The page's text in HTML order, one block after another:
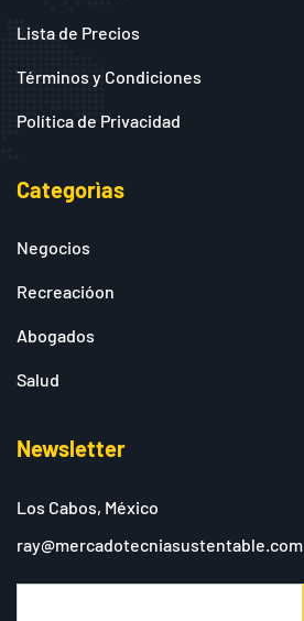
Lista de Precios
Términos y Condiciones
Política de Privacidad
Categorìas
Negocios
Recreacióon
Abogados
Salud
Newsletter
Los Cabos, México
ray@mercadotecniasustentable.com